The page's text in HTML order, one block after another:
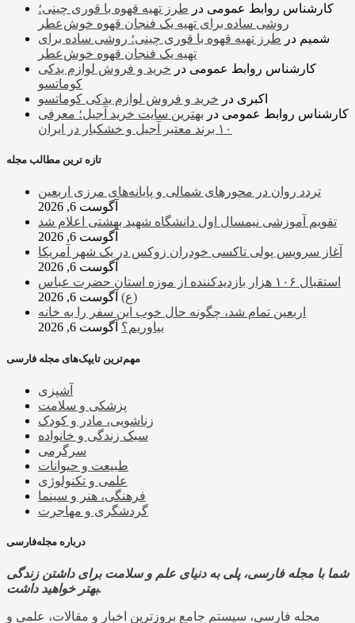
کارشناس روابط عمومی در طرز تهیه قهوه با قوری چینی؛
روشی ساده برای تهیه یک فنجان قهوه خوش‌عطر
شمیم در طرز تهیه قهوه با قوری چینی؛ روشی ساده برای
تهیه یک فنجان قهوه خوش‌عطر
کارشناس روابط عمومی در خرید و فروش لوازم یدکی
کوماتسو
اکبری در خرید و فروش لوازم یدکی کوماتسو
کارشناس روابط عمومی در بهترین سایت خرید آجیل؛ معرفی
۱۰ برند معتبر آجیل و خشکبار در ایران
تازه ترین مطالب مجله
تردد روان در محورهای شمالی و پایانه‌های مرزی اربعین
آگوست 6, 2026
تقویم آموزشی نیمسال اول دانشگاه شهید بهشتی اعلام شد
آگوست 6, 2026
آغاز سرویس پولی تاکسی خودران زوکس در یک شهر آمریکا
آگوست 6, 2026
استقبال ۱۰۶ هزار بازدیدکننده از موزه استان حضرت عباس
(ع) آگوست 6, 2026
اربعین تمام شد، چگونه حال خوب این سفر را به خانه
بیاوریم؟ آگوست 6, 2026
مهم‌ترین تایپک‌های مجله فارسی
آشپزی
پزشکی و سلامت
زناشویی، مادر و کودک
سبک زندگی و خانواده
سرگرمی
طبیعت و حیوانات
علمی و تکنولوژی
فرهنگی، هنر و سینما
گردشگری و مهاجرت
درباره مجله‌فارسی
شما با مجله فارسی، پلی به دنیای علم و سلامت برای داشتن زندگی
بهتر خواهید داشت.
مجله فارسی، سیستم جامع بروزترین اخبار و مقالات، علمی و